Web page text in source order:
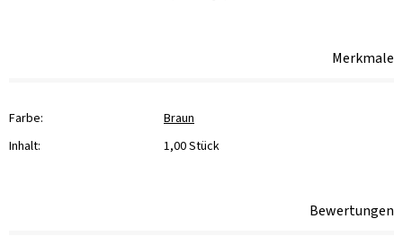
Merkmale
Farbe:
Braun
Inhalt:
1,00 Stück
Bewertungen